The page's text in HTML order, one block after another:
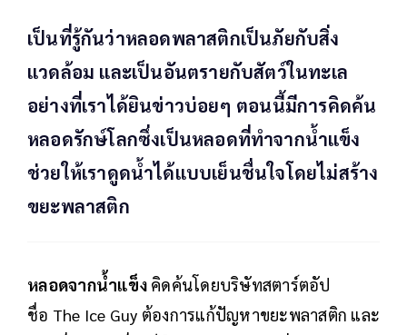
เป็นที่รู้กันว่าหลอดพลาสติกเป็นภัยกับสิ่ง
แวดล้อม และเป็นอันตรายกับสัตว์ในทะเล
อย่างที่เราได้ยินข่าวบ่อยๆ ตอนนี้มีการคิดค้น
หลอดรักษ์โลกซึ่งเป็นหลอดที่ทำจากน้ำแข็ง
ช่วยให้เราดูดน้ำได้แบบเย็นชื่นใจโดยไม่สร้าง
ขยะพลาสติก
หลอดจากน้ำแข็งคิดค้นโดยบริษัทสตาร์ตอัป
ชื่อ The Ice Guy ต้องการแก้ปัญหาขยะพลาสติก และ